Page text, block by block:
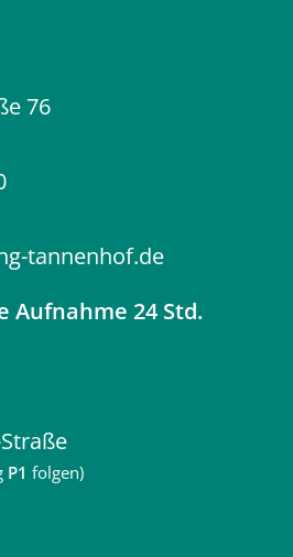
76
tannenhof.de
Aufnahme 24 Std.
P1 folgen)